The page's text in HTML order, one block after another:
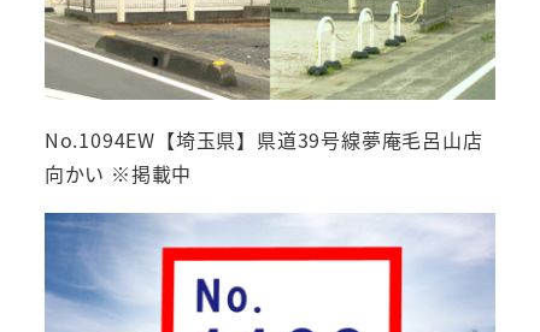
No.1094EW【埼玉県】県道39号線夢庵毛呂山店
向かい ※掲載中